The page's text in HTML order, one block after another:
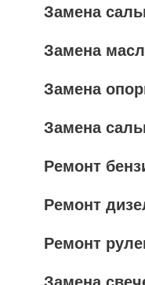
Замена
Замена
Замена
Замена
Ремонт
Ремонт
Ремонт